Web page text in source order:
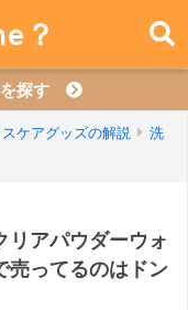
？
を探す
ケアグッズの解説
洗
リアパウダーウォ
売ってるのはドン